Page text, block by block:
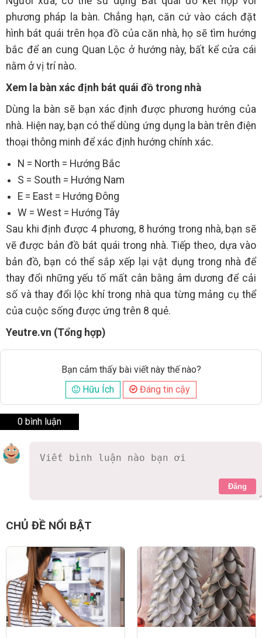
phương pháp la bàn. Chẳng hạn, căn cứ vào cách đặt
hình bát quái trên họa đồ của căn nhà, họ sẽ tìm hướng
bắc để an cung Quan Lộc ở hướng này, bất kể cửa cái
nằm ở vị trí nào.
Xem la bàn xác định bát quái đồ trong nhà
Dùng la bàn sẽ bạn xác định được phương hướng của
nhà. Hiện nay, bạn có thể dùng ứng dụng la bàn trên điện
thoại thông minh để xác định hướng chính xác.
N = North = Hướng Bắc
S = South = Hướng Nam
E = East = Hướng Đông
W = West = Hướng Tây
Sau khi định được 4 phương, 8 hướng trong nhà, bạn sẽ
vẽ được bản đồ bát quái trong nhà. Tiếp theo, dựa vào
bản đồ, bạn có thể sắp xếp lại vật dụng trong nhà để
thay đổi những yếu tố mất cân bằng âm dương để cải
số và thay đổi lộc khí trong nhà qua từng mảng cụ thể
của cuộc sống được ứng trên 8 quẻ.
Yeutre.vn (Tổng hợp)
Bạn cảm thấy bài viết này thế nào?
Hữu Ích
Đáng tin cậy
0 bình luận
Đăng
CHỦ ĐỀ NỔI BẬT